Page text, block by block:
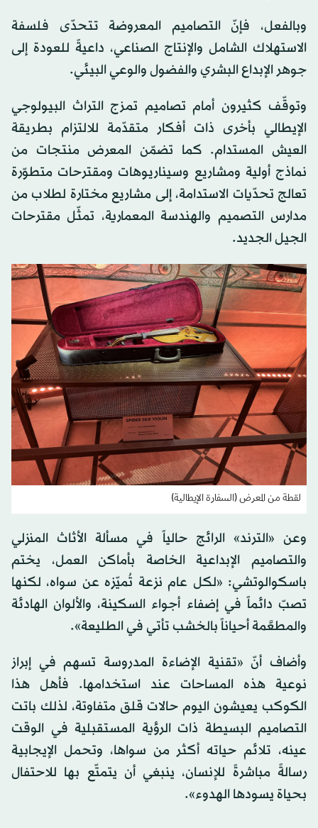
وبالفعل، فإنّ التصاميم المعروضة تتحدّى فلسفة
الاستهلاك الشامل والإنتاج الصناعي، داعيةً للعودة إلى
جوهر الإبداع البشري والفضول والوعي البيئي.
وتوقّف كثيرون أمام تصاميم تمزج التراث البيولوجي
الإيطالي بأخرى ذات أفكار متقدّمة للالتزام بطريقة
العيش المستدام. كما تضمّن المعرض منتجات من
نماذج أولية ومشاريع وسيناريوهات ومقترحات متطوّرة
تعالج تحدّيات الاستدامة، إلى مشاريع مختارة لطلاب من
مدارس التصميم والهندسة المعمارية، تمثّل مقترحات
الجيل الجديد.
لقطة من المعرض (السفارة الإيطالية)
وعن «الترند» الرائج حالياً في مسألة الأثاث المنزلي
والتصاميم الإبداعية الخاصة بأماكن العمل، يختم
باسكوالوتشي: «لكل عام نزعة تُميّزه عن سواه، لكنها
تصبّ دائماً في إضفاء أجواء السكينة، والألوان الهادئة
والمطعَّمة أحياناً بالخشب تأتي في الطليعة».
وأضاف أنّ «تقنية الإضاءة المدروسة تسهم في إبراز
نوعية هذه المساحات عند استخدامها. فأهل هذا
الكوكب يعيشون اليوم حالات قلق متفاوتة، لذلك باتت
التصاميم البسيطة ذات الرؤية المستقبلية في الوقت
عينه، تلائم حياته أكثر من سواها، وتحمل الإيجابية
رسالةً مباشرةً للإنسان، ينبغي أن يتمتّع بها للاحتفال
بحياة يسودها الهدوء».